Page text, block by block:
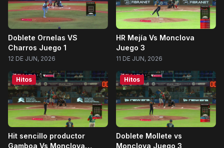
Doblete Ornelas VS
Charros Juego 1
12 DE JUN, 2026
HR Mejía Vs Monclova
Juego 3
11 DE JUN, 2026
Hitos
Hit sencillo productor
Gamboa Vs Monclova
Hitos
Doblete Mollete vs
Monclova Juego 3